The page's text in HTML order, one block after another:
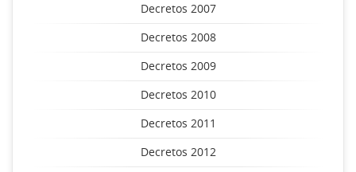
Decretos 2007
Decretos 2008
Decretos 2009
Decretos 2010
Decretos 2011
Decretos 2012